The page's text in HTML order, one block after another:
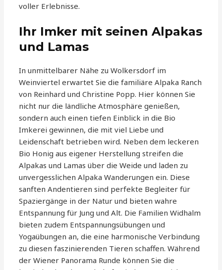
voller Erlebnisse.
Ihr Imker mit seinen Alpakas
und Lamas
In unmittelbarer Nähe zu Wolkersdorf im
Weinviertel erwartet Sie die familiäre Alpaka Ranch
von Reinhard und Christine Popp. Hier können Sie
nicht nur die ländliche Atmosphäre genießen,
sondern auch einen tiefen Einblick in die Bio
Imkerei gewinnen, die mit viel Liebe und
Leidenschaft betrieben wird. Neben dem leckeren
Bio Honig aus eigener Herstellung streifen die
Alpakas und Lamas über die Weide und laden zu
unvergesslichen Alpaka Wanderungen ein. Diese
sanften Andentieren sind perfekte Begleiter für
Spaziergänge in der Natur und bieten wahre
Entspannung für Jung und Alt. Die Familien Widhalm
bieten zudem Entspannungsübungen und
Yogaübungen an, die eine harmonische Verbindung
zu diesen faszinierenden Tieren schaffen. Während
der Wiener Panorama Runde können Sie die